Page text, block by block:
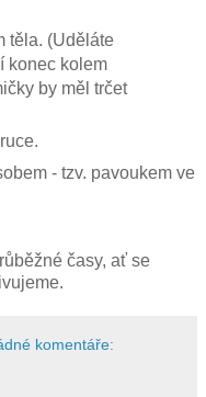
těla. (Uděláte
konec kolem
by měl trčet
- tzv. pavoukem ve
časy, ať se
komentáře: